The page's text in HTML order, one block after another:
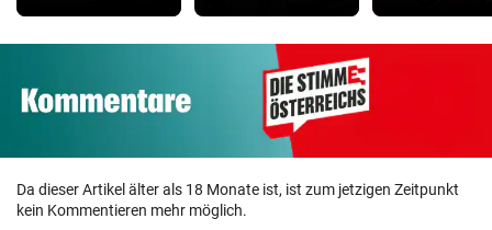
Da dieser Artikel älter als 18 Monate ist, ist zum jetzigen Zeitpunkt
kein Kommentieren mehr möglich.